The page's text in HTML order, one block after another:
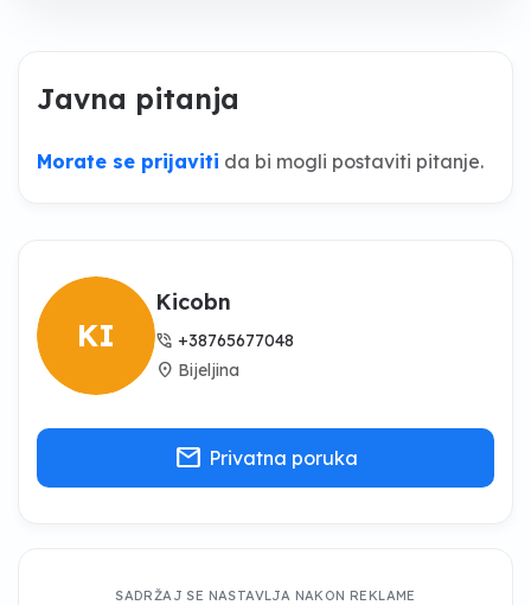
Javna pitanja
Morate se prijaviti da bi mogli postaviti pitanje.
KI
Kicobn
phone_in_talk +38765677048
location_on Bijeljina
mail Privatna poruka
SADRŽAJ SE NASTAVLJA NAKON REKLAME